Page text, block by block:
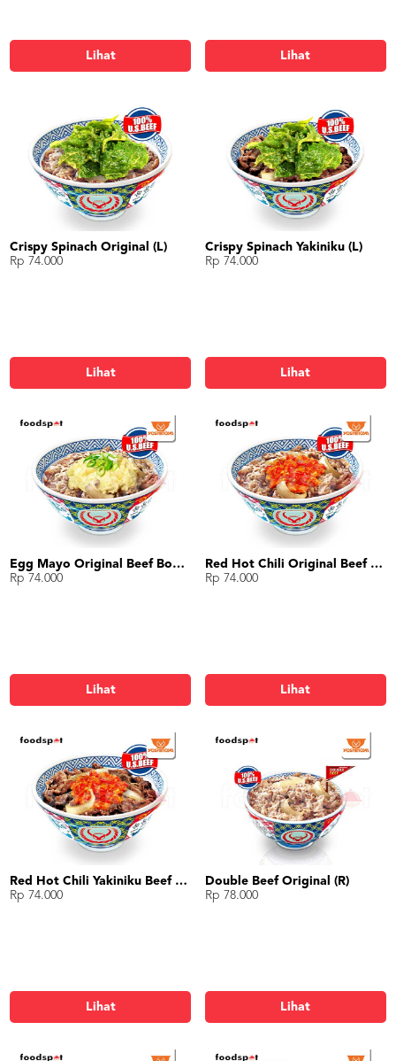
Lihat Lihat
Crispy Spinach Original (L)
Rp 74.000
Lihat
Crispy Spinach Yakiniku (L)
Rp 74.000
Lihat
Egg Mayo Original Beef Bowl (L)
Rp 74.000
Lihat
Red Hot Chili Original Beef Bowl (L)
Rp 74.000
Lihat
Red Hot Chili Yakiniku Beef Bowl (L)
Rp 74.000
Lihat
Double Beef Original (R)
Rp 78.000
Lihat